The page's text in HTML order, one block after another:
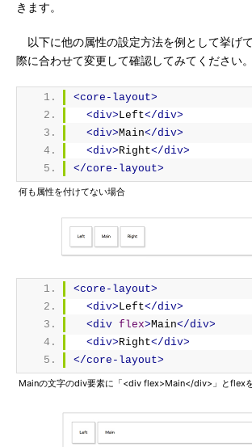
きます。
以下に他の属性の設定方法を例として挙げ
際に合わせて変更して確認してみてください。
<core-layout>
<div>Left</div>
<div>Main</div>
<div>Right</div>
</core-layout>
何も属性を付けてない場合
<core-layout>
<div>Left</div>
<div flex>Main</div>
<div>Right</div>
</core-layout>
Mainの文字のdiv要素に「<div flex>Main</div>」とflex